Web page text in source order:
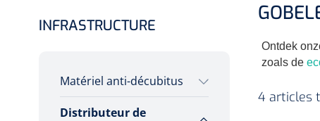
Diagnostic
Premiers secours & Réanimation
INFRASTRUCTURE
Matériel anti-décubitus
Divers
Distributeur de
Ontdek
zoals de
4 articles